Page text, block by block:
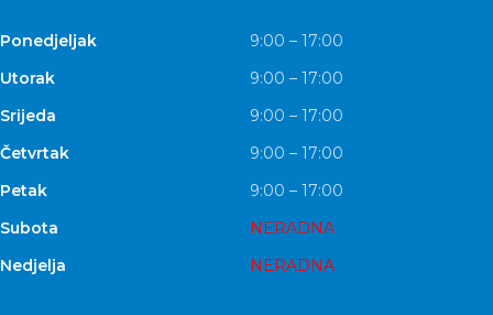
Ponedjeljak
9:00 – 17:00
Utorak
9:00 – 17:00
Srijeda
9:00 – 17:00
Četvrtak
9:00 – 17:00
Petak
9:00 – 17:00
Subota
NERADNA
Nedjelja
NERADNA